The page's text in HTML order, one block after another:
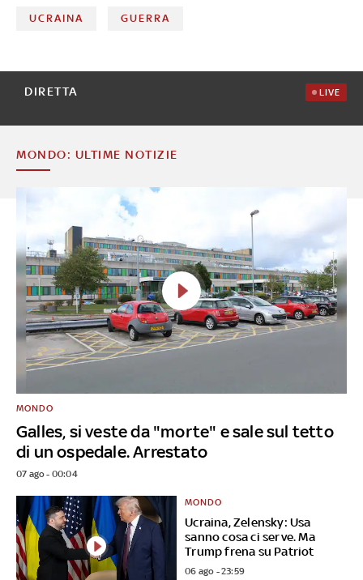
UCRAINA GUERRA
DIRETTA LIVE
MONDO: ULTIME NOTIZIE
Galles, si veste da "morte" e sale sul tetto
di un ospedale. Arrestato
MONDO
07 ago - 00:04
Ucraina, Zelensky: Usa
sanno cosa ci serve. Ma
Trump frena su Patriot
MONDO
06 ago - 23:59